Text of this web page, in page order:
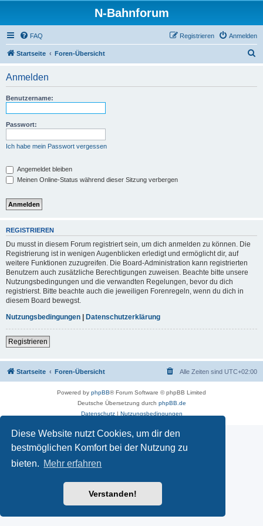
Diese Website nutzt Cookies, um dir den
bestmöglichen Komfort bei der Nutzung zu
bieten. Mehr erfahren
Verstanden!
N-Bahnforum
FAQ Anmelden
Registrieren
Startseite Foren-Übersicht
Anmelden
Benutzername:
Passwort:
Ich habe mein Passwort vergessen
Angemeldet bleiben
Meinen Online-Status während dieser Sitzung verbergen
REGISTRIEREN
Du musst in diesem Forum registriert sein, um dich anmelden zu können. Die
Registrierung ist in wenigen Augenblicken erledigt und ermöglicht dir, auf
weitere Funktionen zuzugreifen. Die Board-Administration kann registrierten
Benutzern auch zusätzliche Berechtigungen zuweisen. Beachte bitte unsere
Nutzungsbedingungen und die verwandten Regelungen, bevor du dich
registrierst. Bitte beachte auch die jeweiligen Forenregeln, wenn du dich in
diesem Board bewegst.
Nutzungsbedingungen | Datenschutzerklärung
Registrieren
Startseite Foren-Übersicht Alle Zeiten sind UTC+02:00
Powered by phpBB® Forum Software © phpBB Limited
Deutsche Übersetzung durch phpBB.de
Datenschutz| Nutzungsbedingungen